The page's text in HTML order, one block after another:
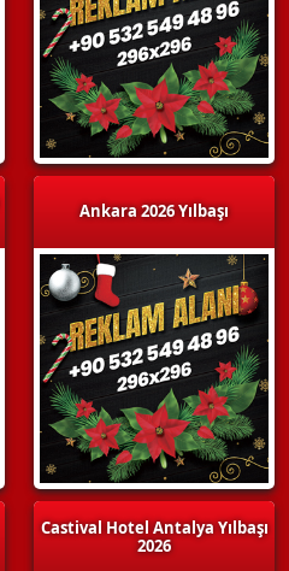
Ankara 2026 Yılbaşı
Castival Hotel Antalya Yılbaşı
2026